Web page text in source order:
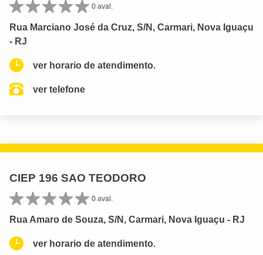
0 aval.
Rua Marciano José da Cruz, S/N, Carmari, Nova Iguaçu
- RJ
ver horario de atendimento.
ver telefone
CIEP 196 SAO TEODORO
0 aval.
Rua Amaro de Souza, S/N, Carmari, Nova Iguaçu - RJ
ver horario de atendimento.